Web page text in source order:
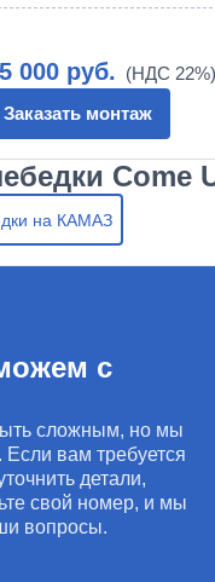
000 руб.
Заказать монтаж
Come
на КАМАЗ
с
сложным, но мы
Если вам требуется
детали,
свой номер, и мы
вопросы.